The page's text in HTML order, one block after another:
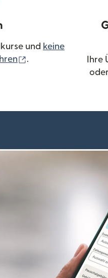
und keine
(wird in einem
.
Ihre